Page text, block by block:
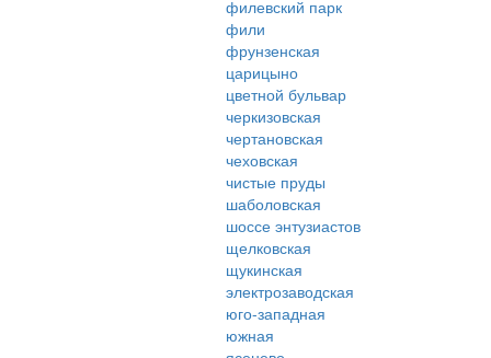
филевский парк
фили
фрунзенская
царицыно
цветной бульвар
черкизовская
чертановская
чеховская
чистые пруды
шаболовская
шоссе энтузиастов
щелковская
щукинская
электрозаводская
юго-западная
южная